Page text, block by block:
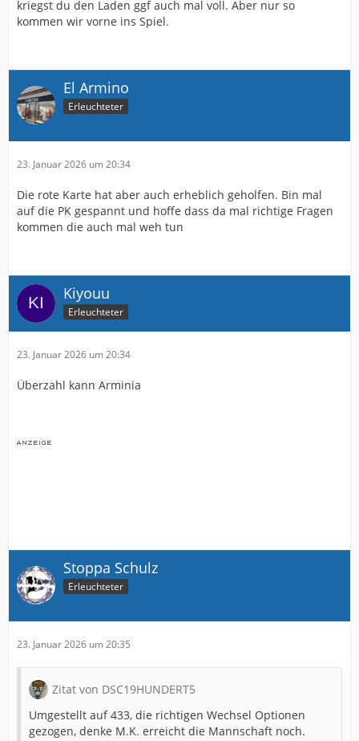
kriegst du den Laden ggf auch mal voll. Aber nur so
kommen wir vorne ins Spiel.
El Armino
Erleuchteter
23. Januar 2026 um 20:34
Die rote Karte hat aber auch erheblich geholfen. Bin mal
auf die PK gespannt und hoffe dass da mal richtige Fragen
kommen die auch mal weh tun
Kiyouu
Erleuchteter
23. Januar 2026 um 20:34
Überzahl kann Arminia
Stoppa Schulz
Erleuchteter
23. Januar 2026 um 20:35
Zitat von DSC19HUNDERT5
Umgestellt auf 433, die richtigen Wechsel Optionen
gezogen, denke M.K. erreicht die Mannschaft noch.